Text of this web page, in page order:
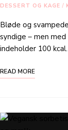
DESSERT OG KAGE /
Bløde og
syndige – men
indeholder 100 kcal.
READ MORE